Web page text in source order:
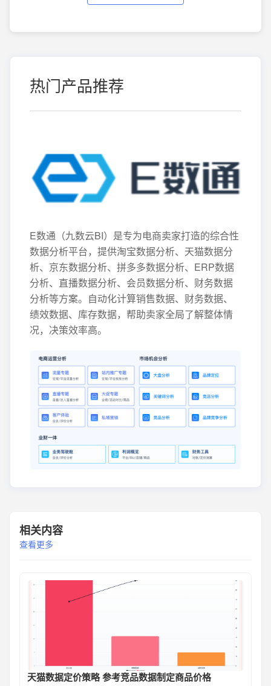
热门产品推荐
E数通（九数云BI）是专为电商卖家打造的综合性
数据分析平台，提供淘宝数据分析、天猫数据分
析、京东数据分析、拼多多数据分析、ERP数据
分析、直播数据分析、会员数据分析、财务数据
分析等方案。自动化计算销售数据、财务数据、
绩效数据、库存数据，帮助卖家全局了解整体情
况，决策效率高。
相关内容
查看更多
天猫数据定价策略 参考竞品数据制定商品价格